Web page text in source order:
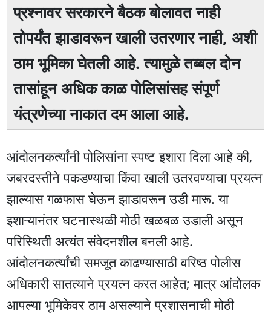
प्रश्नावर सरकारने बैठक बोलावत नाही
तोपर्यंत झाडावरून खाली उतरणार नाही, अशी
ठाम भूमिका घेतली आहे. त्यामुळे तब्बल दोन
तासांहून अधिक काळ पोलिसांसह संपूर्ण
यंत्रणेच्या नाकात दम आला आहे.
आंदोलनकर्त्यांनी पोलिसांना स्पष्ट इशारा दिला आहे की,
जबरदस्तीने पकडण्याचा किंवा खाली उतरवण्याचा प्रयत्न
झाल्यास गळफास घेऊन झाडावरून उडी मारू. या
इशाऱ्यानंतर घटनास्थळी मोठी खळबळ उडाली असून
परिस्थिती अत्यंत संवेदनशील बनली आहे.
आंदोलनकर्त्यांची समजूत काढण्यासाठी वरिष्ठ पोलीस
अधिकारी सातत्याने प्रयत्न करत आहेत; मात्र आंदोलक
आपल्या भूमिकेवर ठाम असल्याने प्रशासनाची मोठी